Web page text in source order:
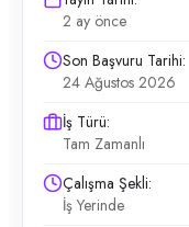
2 ay önce
Son Başvuru Tarihi:
24 Ağustos 2026
İş Türü:
Tam Zamanlı
Çalışma Şekli:
İş Yerinde